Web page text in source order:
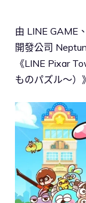
由 LINE GAME
開發公司
《LINE Pixar
ものパズル～）